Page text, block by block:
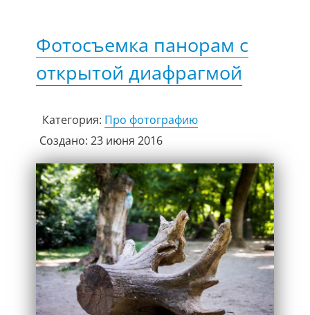
Фотосъемка панорам с
открытой диафрагмой
Категория: Про фотографию
Создано: 23 июня 2016